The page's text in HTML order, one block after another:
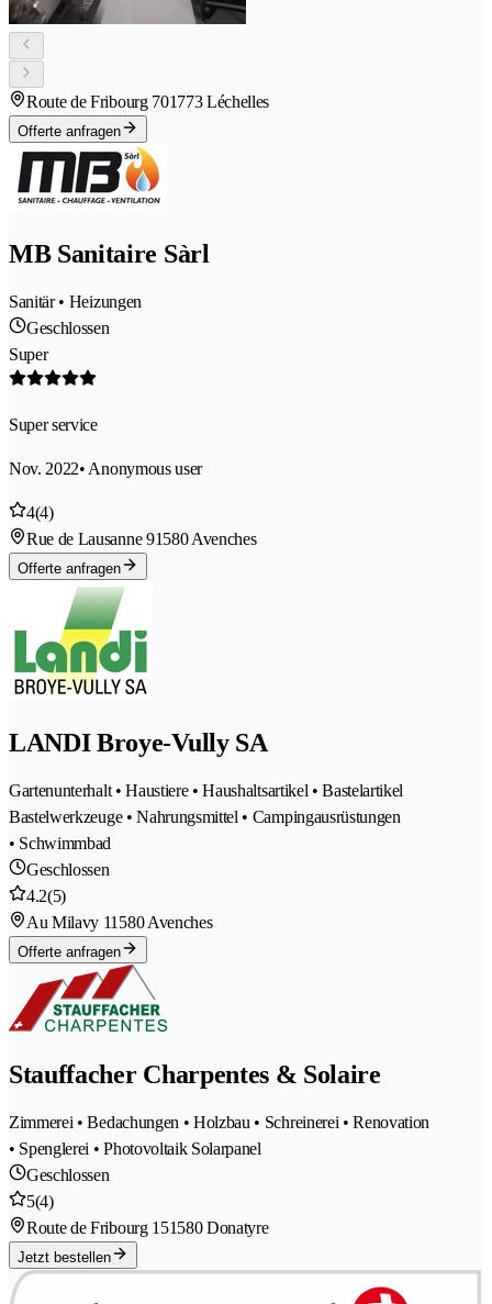
Route de Fribourg 701773 Léchelles
Offerte anfragen
MB Sanitaire Sàrl
Sanitär • Heizungen
Geschlossen
Super
Super service
Nov. 2022• Anonymous user
4(4)
Rue de Lausanne 91580 Avenches
Offerte anfragen
LANDI Broye-Vully SA
Gartenunterhalt • Haustiere • Haushaltsartikel • Bastelartikel
Bastelwerkzeuge • Nahrungsmittel • Campingausrüstungen
• Schwimmbad
Geschlossen
4.2(5)
Au Milavy 11580 Avenches
Offerte anfragen
Stauffacher Charpentes & Solaire
Zimmerei • Bedachungen • Holzbau • Schreinerei • Renovation
• Spenglerei • Photovoltaik Solarpanel
Geschlossen
5(4)
Route de Fribourg 151580 Donatyre
Jetzt bestellen